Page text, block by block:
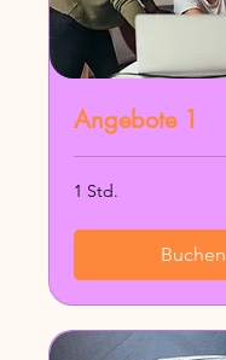
Angebote 1
1 Std.
Buchen